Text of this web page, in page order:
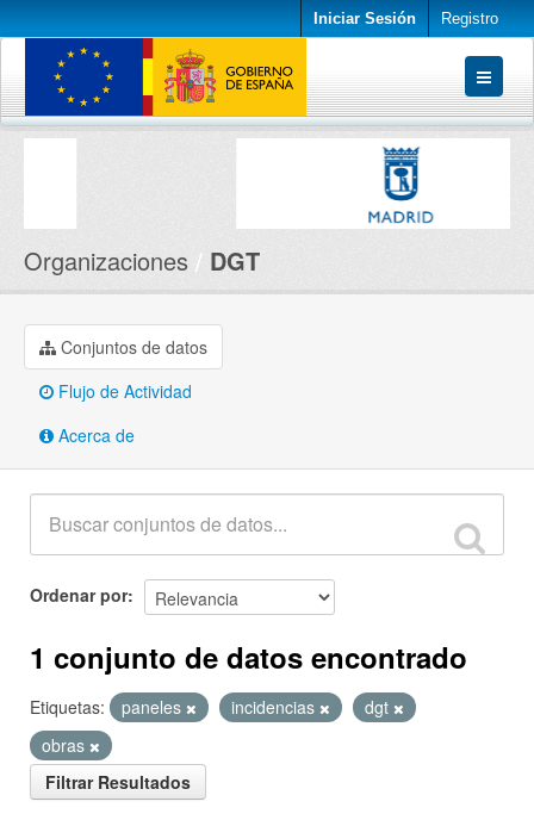
Iniciar Sesión Registro
Conjuntos de datos
Organizaciones DGT
Conjuntos de datos
Flujo de Actividad
Acerca de
Ordenar por
1 conjunto de datos encontrado
Etiquetas: paneles incidencias
dgt
obras
Filtrar Resultados